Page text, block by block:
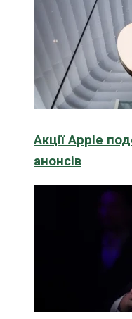
Акції Apple
анонсів